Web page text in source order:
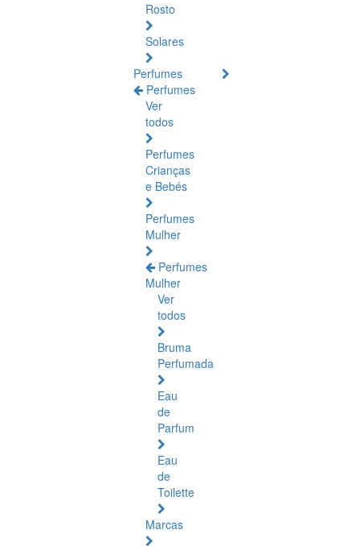
Rosto
Solares
Perfumes
Perfumes
Ver
todos
Perfumes
Crianças
e Bebés
Perfumes
Mulher
Perfumes
Mulher
Ver
todos
Bruma
Perfumada
Eau
de
Parfum
Eau
de
Toilette
Marcas